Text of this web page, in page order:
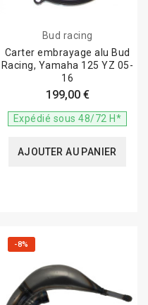
Bud racing
Carter embrayage alu Bud
Racing, Yamaha 125 YZ 05-
16
199,00 €
Expédié sous 48/72 H*
AJOUTER AU PANIER
-8%